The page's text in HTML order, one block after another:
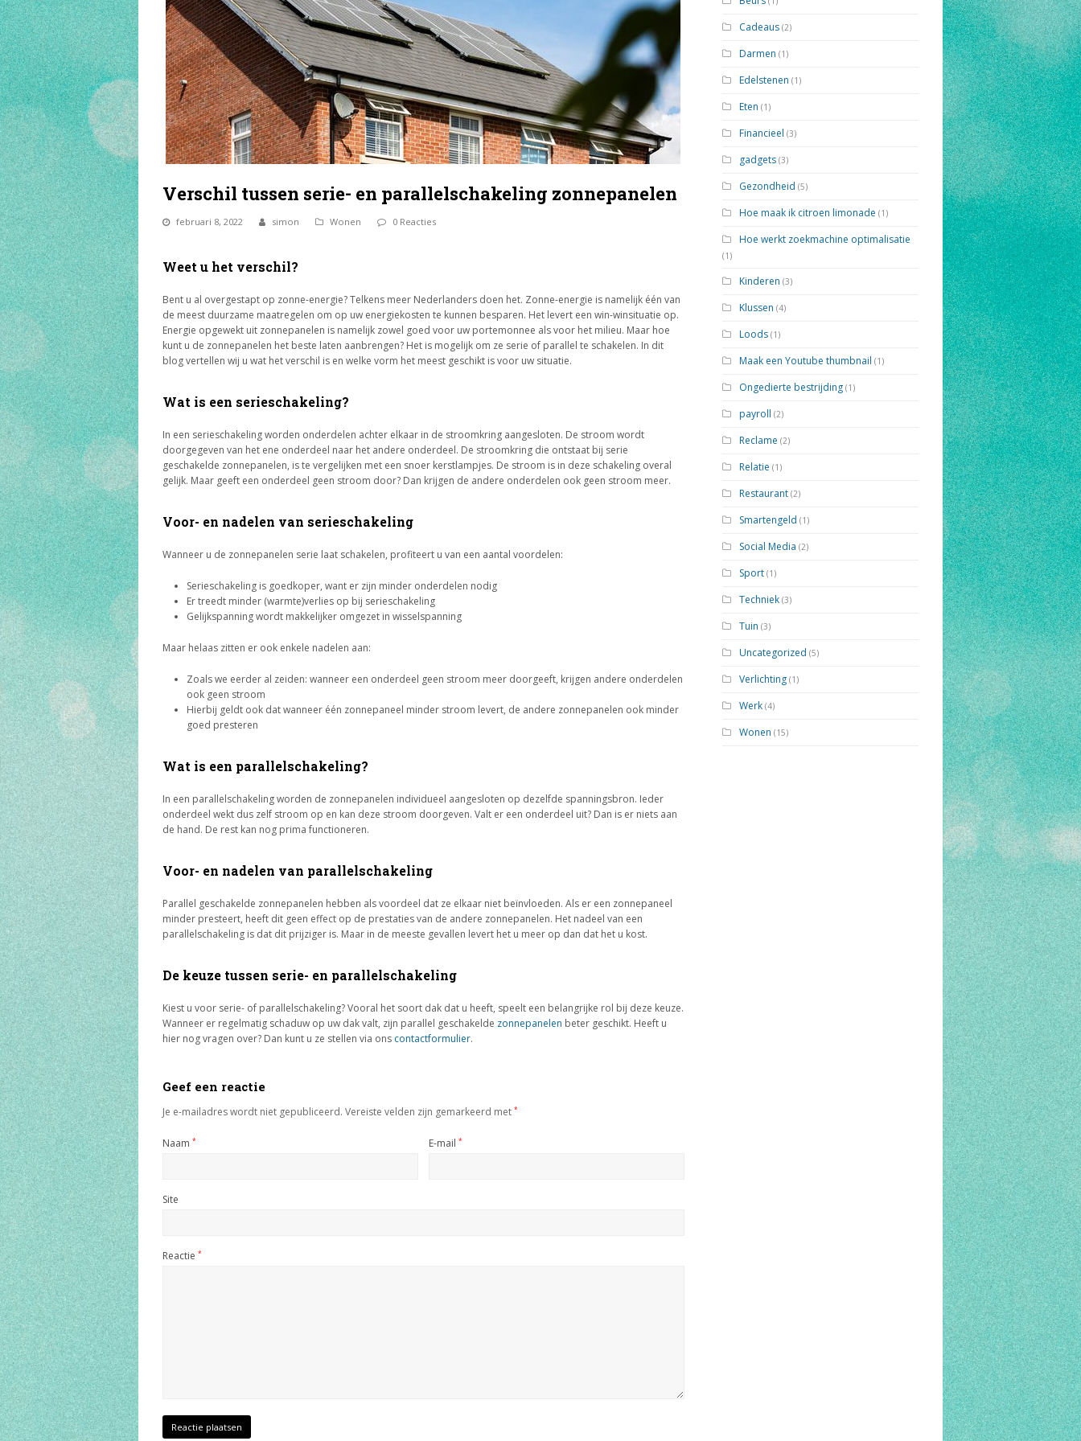
Verschil tussen serie- en parallelschakeling zonnepanelen
februari 8, 2022 simon Wonen 0 Reacties
Weet u het verschil?
Bent u al overgestapt op zonne-energie? Telkens meer Nederlanders doen het. Zonne-energie is namelijk één van
de meest duurzame maatregelen om op uw energiekosten te kunnen besparen. Het levert een win-winsituatie op.
Energie opgewekt uit zonnepanelen is namelijk zowel goed voor uw portemonnee als voor het milieu. Maar hoe
kunt u de zonnepanelen het beste laten aanbrengen? Het is mogelijk om ze serie of parallel te schakelen. In dit
blog vertellen wij u wat het verschil is en welke vorm het meest geschikt is voor uw situatie.
Wat is een serieschakeling?
In een serieschakeling worden onderdelen achter elkaar in de stroomkring aangesloten. De stroom wordt
doorgegeven van het ene onderdeel naar het andere onderdeel. De stroomkring die ontstaat bij serie
geschakelde zonnepanelen, is te vergelijken met een snoer kerstlampjes. De stroom is in deze schakeling overal
gelijk. Maar geeft een onderdeel geen stroom door? Dan krijgen de andere onderdelen ook geen stroom meer.
Voor- en nadelen van serieschakeling
Wanneer u de zonnepanelen serie laat schakelen, profiteert u van een aantal voordelen:
Serieschakeling is goedkoper, want er zijn minder onderdelen nodig
Er treedt minder (warmte)verlies op bij serieschakeling
Gelijkspanning wordt makkelijker omgezet in wisselspanning
Maar helaas zitten er ook enkele nadelen aan:
Zoals we eerder al zeiden: wanneer een onderdeel geen stroom meer doorgeeft, krijgen andere onderdelen
ook geen stroom
Hierbij geldt ook dat wanneer één zonnepaneel minder stroom levert, de andere zonnepanelen ook minder
goed presteren
Wat is een parallelschakeling?
In een parallelschakeling worden de zonnepanelen individueel aangesloten op dezelfde spanningsbron. Ieder
onderdeel wekt dus zelf stroom op en kan deze stroom doorgeven. Valt er een onderdeel uit? Dan is er niets aan
de hand. De rest kan nog prima functioneren.
Voor- en nadelen van parallelschakeling
Parallel geschakelde zonnepanelen hebben als voordeel dat ze elkaar niet beïnvloeden. Als er een zonnepaneel
minder presteert, heeft dit geen effect op de prestaties van de andere zonnepanelen. Het nadeel van een
parallelschakeling is dat dit prijziger is. Maar in de meeste gevallen levert het u meer op dan dat het u kost.
De keuze tussen serie- en parallelschakeling
Kiest u voor serie- of parallelschakeling? Vooral het soort dak dat u heeft, speelt een belangrijke rol bij deze keuze.
Wanneer er regelmatig schaduw op uw dak valt, zijn parallel geschakelde zonnepanelen beter geschikt. Heeft u
hier nog vragen over? Dan kunt u ze stellen via ons contactformulier.
Geef een reactie
Je e-mailadres wordt niet gepubliceerd. Vereiste velden zijn gemarkeerd met *
Naam * E-mail *
Site
Reactie *
Cadeaus (2)
Darmen (1)
Edelstenen (1)
Eten (1)
Financieel (3)
gadgets (3)
Gezondheid (5)
Hoe maak ik citroen limonade (1)
Hoe werkt zoekmachine optimalisatie
(1)
Kinderen (3)
Klussen (4)
Loods (1)
Maak een Youtube thumbnail (1)
Ongedierte bestrijding (1)
payroll (2)
Reclame (2)
Relatie (1)
Restaurant (2)
Smartengeld (1)
Social Media (2)
Sport (1)
Techniek (3)
Tuin (3)
Uncategorized (5)
Verlichting (1)
Werk (4)
Wonen (15)